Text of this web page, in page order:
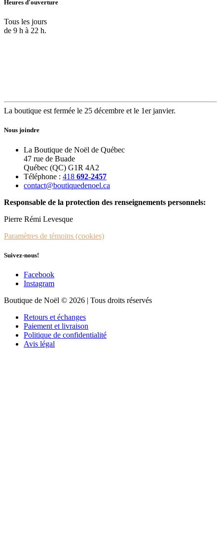
Heures d'ouverture
Tous les jours
de 9 h à 22 h.
La boutique est fermée le 25 décembre et le 1er janvier.
Nous joindre
La Boutique de Noël de Québec
47 rue de Buade
Québec (QC) G1R 4A2
Téléphone : 418 692-2457
contact@boutiquedenoel.ca
Responsable de la protection des renseignements personnels:
Pierre Rémi Levesque
Paramètres de témoins (cookies)
Suivez-nous!
Facebook
Instagram
Boutique de Noël © 2026 | Tous droits réservés
Retours et échanges
Paiement et livraison
Politique de confidentialité
Avis légal